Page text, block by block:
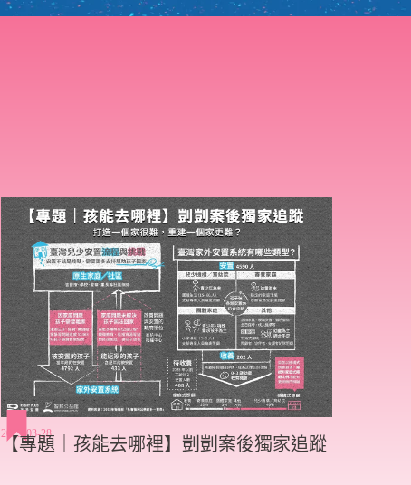
2025-03-28
【專題｜孩能去哪裡】剴剴案後獨家追蹤